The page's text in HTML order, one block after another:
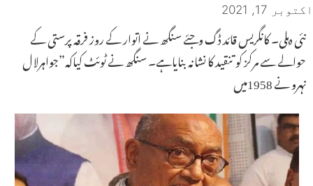
اکتوبر 17, 2021
نئی دہلی۔ کانگریس قائد ڈگ وجئے سنگھ نے اتوار کے روز فرقہ پرستی کے
حوالے سے مرکز کو تنقید کا نشانہ بنایاہے۔ سنگھ نے ٹوئٹ کیاکہ”جواہرلا ل
نہرو نے 1958میں